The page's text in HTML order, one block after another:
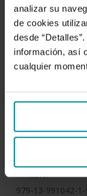
analizar su
de cookies
desde
información, así
cualquier
Vol. 40
turismo
Jerónimo de
Fecha de
30 de septiembre
ISBN:
979-13-991042-1-